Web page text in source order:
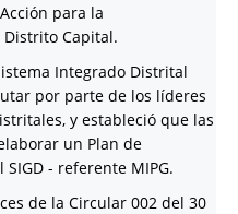
para la
Capital.
Integrado Distrital
por parte de los líderes
y estableció que las
un Plan de
- referente MIPG.
de la Circular 002 del 30